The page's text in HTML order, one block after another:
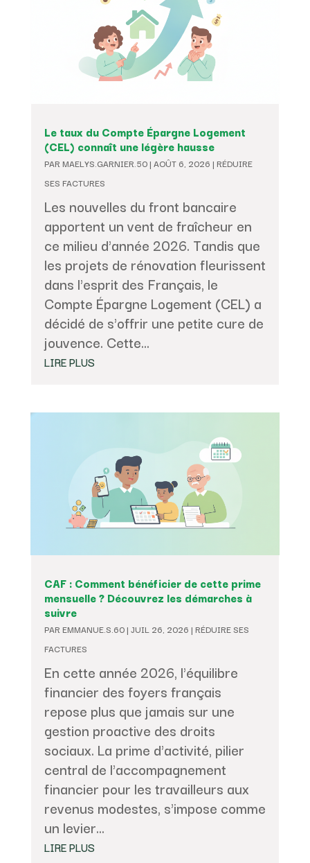
Le taux du Compte Épargne Logement
(CEL) connaît une légère hausse
PAR MAELYS.GARNIER.50| AOÛT 6, 2026 | RÉDUIRE
SES FACTURES
Les nouvelles du front bancaire
apportent un vent de fraîcheur en
ce milieu d'année 2026. Tandis que
les projets de rénovation fleurissent
dans l'esprit des Français, le
Compte Épargne Logement (CEL) a
décidé de s'offrir une petite cure de
jouvence. Cette...
LIRE PLUS
CAF : Comment bénéficier de cette prime
mensuelle ? Découvrez les démarches à
suivre
PAR EMMANUE.S.60| JUIL 26, 2026 | RÉDUIRE SES
FACTURES
En cette année 2026, l'équilibre
financier des foyers français
repose plus que jamais sur une
gestion proactive des droits
sociaux. La prime d'activité, pilier
central de l'accompagnement
financier pour les travailleurs aux
revenus modestes, s'impose comme
un levier...
LIRE PLUS